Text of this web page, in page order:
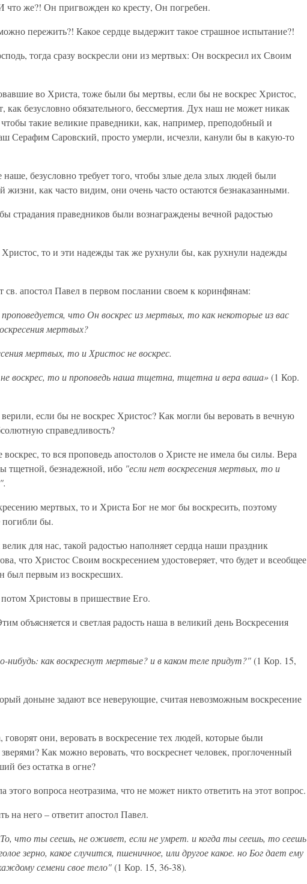
же?! Он пригвожден ко кресту, Он погребен.
пережить?! Какое сердце выдержит такое страшное испытание?!
тогда сразу воскресли они из мертвых: Он воскресил их Своим
во Христа, тоже были бы мертвы, если бы не воскрес Христос,
как безусловно обязательного, бессмертия. Дух наш не может никак
такие великие праведники, как, например, преподобный и
Серафим Саровский, просто умерли, исчезли, канули бы в какую-то
наше, безусловно требует того, чтобы злые дела злых людей были
жизни, как часто видим, они очень часто остаются безнаказанными.
страдания праведников были вознаграждены вечной радостью
то и эти надежды так же рухнули бы, как рухнули надежды
св. апостол Павел в первом послании своем к коринфянам:
что Он воскрес из мертвых, то как некоторые из вас
мертвых?
мертвых, то и Христос не воскрес.
воскрес, то и проповедь наша тщетна, тщетна и вера ваша»(1 Кор.
если бы не воскрес Христос? Как могли бы веровать в вечную
справедливость?
то вся проповедь апостолов о Христе не имела бы силы. Вера
тщетной, безнадежной, ибо "если нет воскресения мертвых, то и
мертвых, то и Христа Бог не мог бы воскресить, поэтому
бы.
для нас, такой радостью наполняет сердца наши праздник
что Христос Своим воскресением удостоверяет, что будет и всеобщее
был первым из воскресших.
Христовы в пришествие Его.
объясняется и светлая радость наша в великий день Воскресения
как воскреснут мертвые? и в каком теле придут?"(1 Кор. 15,
доныне задают все неверующие, считая невозможным воскресение
говорят они, веровать в воскресение тех людей, которые были
Как можно веровать, что воскреснет человек, проглоченный
без остатка в огне?
этого вопроса неотразима, что не может никто ответить на этот вопрос.
на него – ответит апостол Павел.
что ты сеешь, не оживет, если не умрет. и когда ты сеешь, то сеешь
зерно, какое случится, пшеничное, или другое какое. но Бог дает ему
семени свое тело"(1 Кор. 15, 36-38).